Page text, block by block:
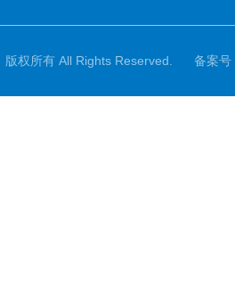
权所有 All Rights Reserved. 备案号